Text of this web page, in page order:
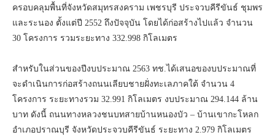
ครอบคลุมพื้นที่จังหวัดสมุทรสงคราม เพชรบุรี ประจวบคีรีขันธ์ ชุมพร
และระนอง ตั้งแต่ปี 2552 ถึงปัจจุบัน โดยได้ก่อสร้างไปแล้ว จำนวน
30 โครงการ รวมระยะทาง 332.998 กิโลเมตร
สำหรับในส่วนของปีงบประมาณ 2563 ทช.ได้เสนอของบประมาณที่
จะดำเนินการก่อสร้างถนนเลียบชายฝั่งทะเลภาคใต้ จำนวน 4
โครงการ ระยะทางรวม 32.991 กิโลเมตร งบประมาณ 294.144 ล้าน
บาท ดังนี้ ถนนทางหลวงชนบทสายบ้านหนองบัว – บ้านเขากะโหลก
อำเภอปราณบุรี จังหวัดประจวบคีรีขันธ์ ระยะทาง 2.979 กิโลเมตร